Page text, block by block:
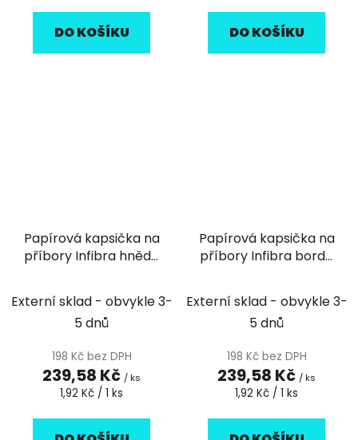
DO KOŠÍKU DO KOŠÍKU
Papírová kapsička na
příbory Infibra hnědá
Externí sklad - obvykle 3-
5 dnů
198 Kč bez DPH
239,58 Kč / ks
Měrná
1,92 Kč / 1 ks
Papírová kapsička na
příbory Infibra bordó
Externí sklad - obvykle 3-
5 dnů
198 Kč bez DPH
239,58 Kč / ks
Měrná
1,92 Kč / 1 ks